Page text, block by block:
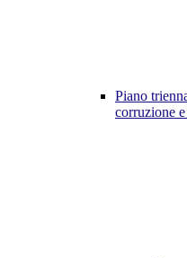
Piano
corruzione